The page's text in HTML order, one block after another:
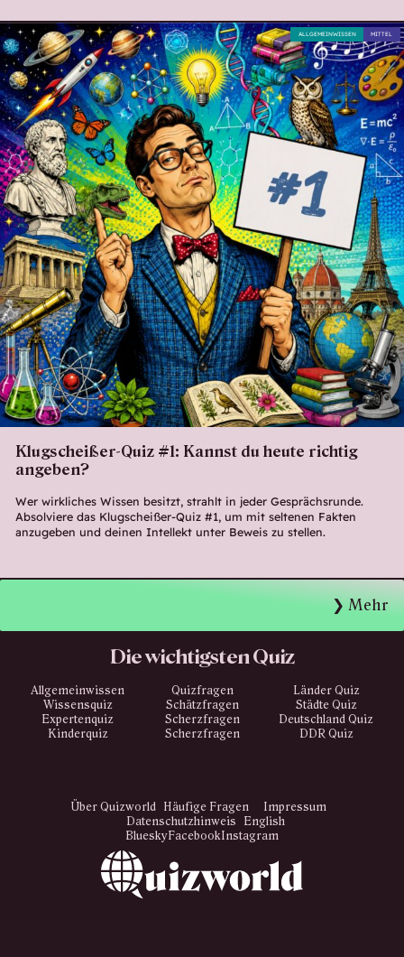
Klugscheißer-Quiz #1: Kannst du heute richtig
angeben?
Wer wirkliches Wissen besitzt, strahlt in jeder Gesprächsrunde.
Absolviere das Klugscheißer-Quiz #1, um mit seltenen Fakten
anzugeben und deinen Intellekt unter Beweis zu stellen.
MITTEL
ALLGEMEINWISSEN
Mehr
Die wichtigsten Quiz
Allgemeinwissen Quizfragen
Länder Quiz
Wissensquiz
Schätzfragen
Städte Quiz
Expertenquiz
Scherzfragen
Deutschland Quiz
Kinderquiz
Scherzfragen DDR Quiz
Über Quizworld Häufige Fragen
Impressum
Datenschutzhinweis
English
BlueskyFacebookInstagram